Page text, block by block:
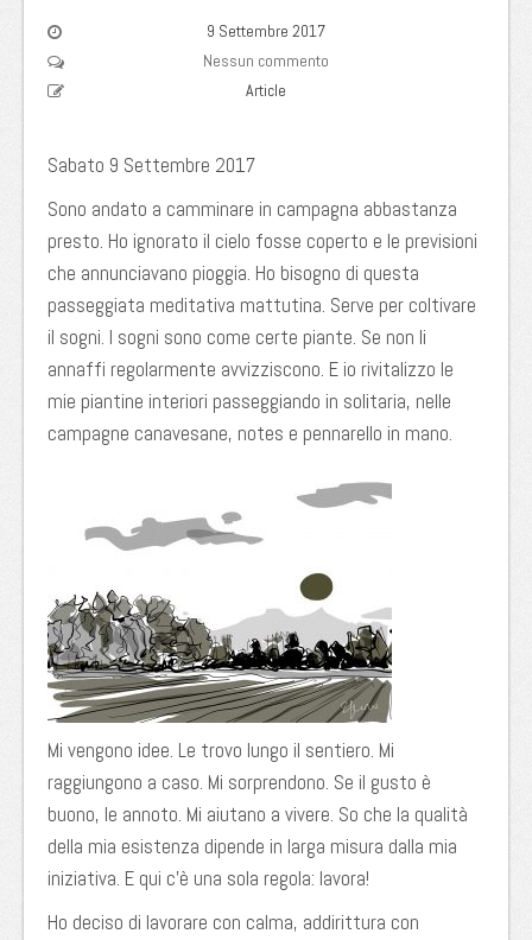
9 Settembre 2017
Nessun commento
Article
Sabato 9 Settembre 2017
Sono andato a camminare in campagna abbastanza
presto. Ho ignorato il cielo fosse coperto e le previsioni
che annunciavano pioggia. Ho bisogno di questa
passeggiata meditativa mattutina. Serve per coltivare
il sogni. I sogni sono come certe piante. Se non li
annaffi regolarmente avvizziscono. E io rivitalizzo le
mie piantine interiori passeggiando in solitaria, nelle
campagne canavesane, notes e pennarello in mano.
Mi vengono idee. Le trovo lungo il sentiero. Mi
raggiungono a caso. Mi sorprendono. Se il gusto è
buono, le annoto. Mi aiutano a vivere. So che la qualità
della mia esistenza dipende in larga misura dalla mia
iniziativa. E qui c’è una sola regola: lavora!
Ho deciso di lavorare con calma, addirittura con